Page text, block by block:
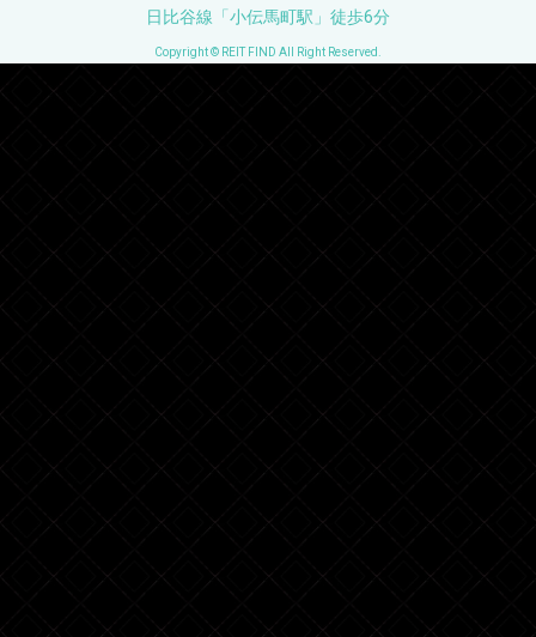
日比谷線「小伝馬町駅」徒歩6分
Copyright © REIT FIND All Right Reserved.